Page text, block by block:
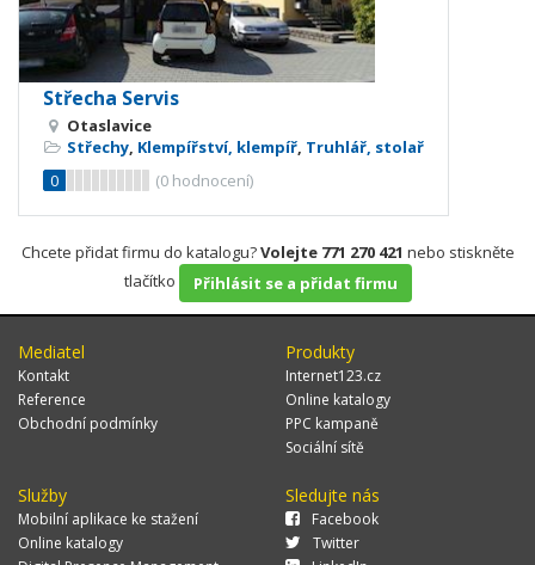
Střecha Servis
Otaslavice
Střechy, Klempířství, klempíř, Truhlář, stolař
0
(0 hodnocení)
Chcete přidat firmu do katalogu?Volejte 771 270 421 nebo stiskněte
tlačítko
Přihlásit se a přidat firmu
Mediatel
Kontakt
Reference
Obchodní podmínky
Produkty
Internet123.cz
Online katalogy
PPC kampaně
Sociální sítě
Služby
Mobilní aplikace ke stažení
Online katalogy
Sledujte nás
Facebook
Twitter